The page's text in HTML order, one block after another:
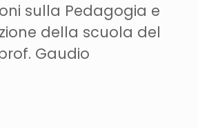
sulla Pedagogia e
della scuola del
Gaudio